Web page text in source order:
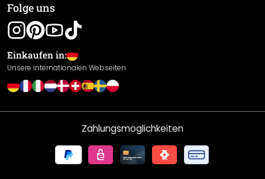
Gewährleistung
Leistungserklärung / CE-Zeichen
Cookie Einstellungen
Folge uns
Einkaufen in:
Unsere internationalen Webseiten
Zahlungsmöglichkeiten